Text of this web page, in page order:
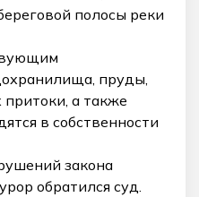
полосы реки
пруды,
притоки, а также
в собственности
закона
обратился суд.